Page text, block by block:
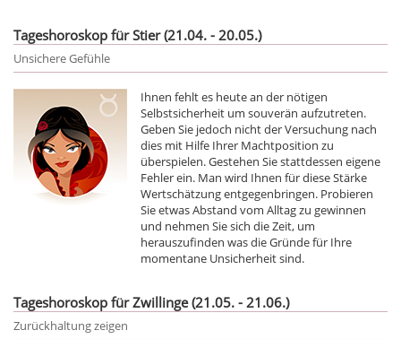
Tageshoroskop für Stier (21.04. - 20.05.)
Unsichere Gefühle
Ihnen fehlt es heute an der nötigen
Selbstsicherheit um souverän aufzutreten.
Geben Sie jedoch nicht der Versuchung nach
dies mit Hilfe Ihrer Machtposition zu
überspielen. Gestehen Sie stattdessen eigene
Fehler ein. Man wird Ihnen für diese Stärke
Wertschätzung entgegenbringen. Probieren
Sie etwas Abstand vom Alltag zu gewinnen
und nehmen Sie sich die Zeit, um
herauszufinden was die Gründe für Ihre
momentane Unsicherheit sind.
Tageshoroskop für Zwillinge (21.05. - 21.06.)
Zurückhaltung zeigen